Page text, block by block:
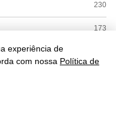
experiência de
com nossa Política de
230
173